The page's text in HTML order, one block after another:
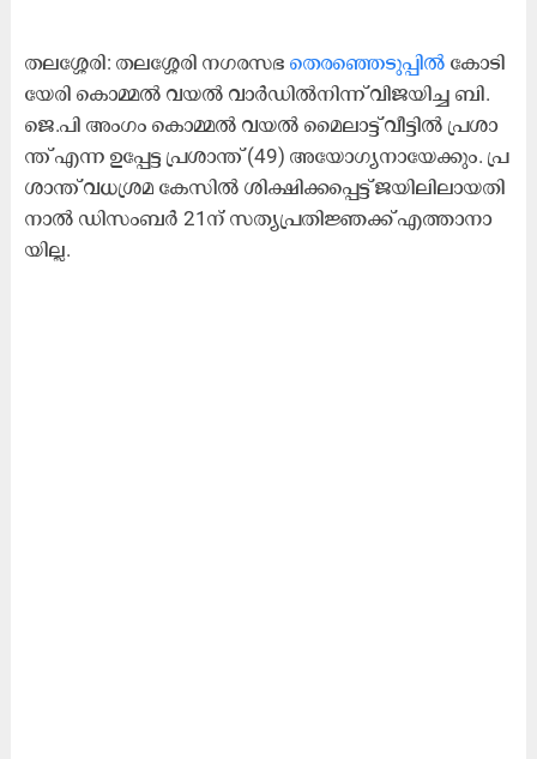
ത​ല​ശ്ശേ​രി: ത​ല​ശ്ശേ​രി ന​ഗ​ര​സ​ഭ തെ​ര​ഞ്ഞെ​ടു​പ്പി​ൽ കോ​ടി​
യേ​രി കൊ​മ്മ​ൽ വ​യ​ൽ വാ​ർ​ഡി​ൽ​നി​ന്ന് വി​ജ​യി​ച്ച ബി.​
ജെ.​പി അം​ഗം കൊ​മ്മ​ൽ വ​യ​ൽ മൈ​ലാ​ട്ട് വീ​ട്ടി​ൽ പ്ര​ശാ​
ന്ത് എ​ന്ന ഉ​പ്പേ​ട്ട പ്ര​ശാ​ന്ത് (49) അ​യോ​ഗ്യ​നാ​യേ​ക്കും. പ്ര​
ശാ​ന്ത് വ​ധ​ശ്ര​മ കേ​സി​ൽ ശി​ക്ഷി​ക്ക​പ്പെ​ട്ട് ജ​യി​ലി​ലാ​യ​തി​
നാ​ൽ ഡി​സം​ബ​ർ 21ന് ​സ​ത്യ​പ്ര​തി​ജ്ഞ​ക്ക് എ​ത്താ​നാ​
യി​ല്ല.